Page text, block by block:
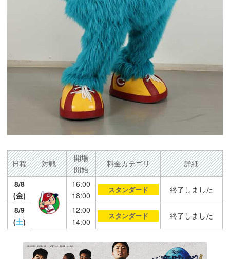
日程 対戦
開場
開始
料金カテゴリ
詳細
8/8
(金)
16:00
18:00
スタンダード
終了しました
8/9
(土)
12:00
14:00
スタンダード 終了しました